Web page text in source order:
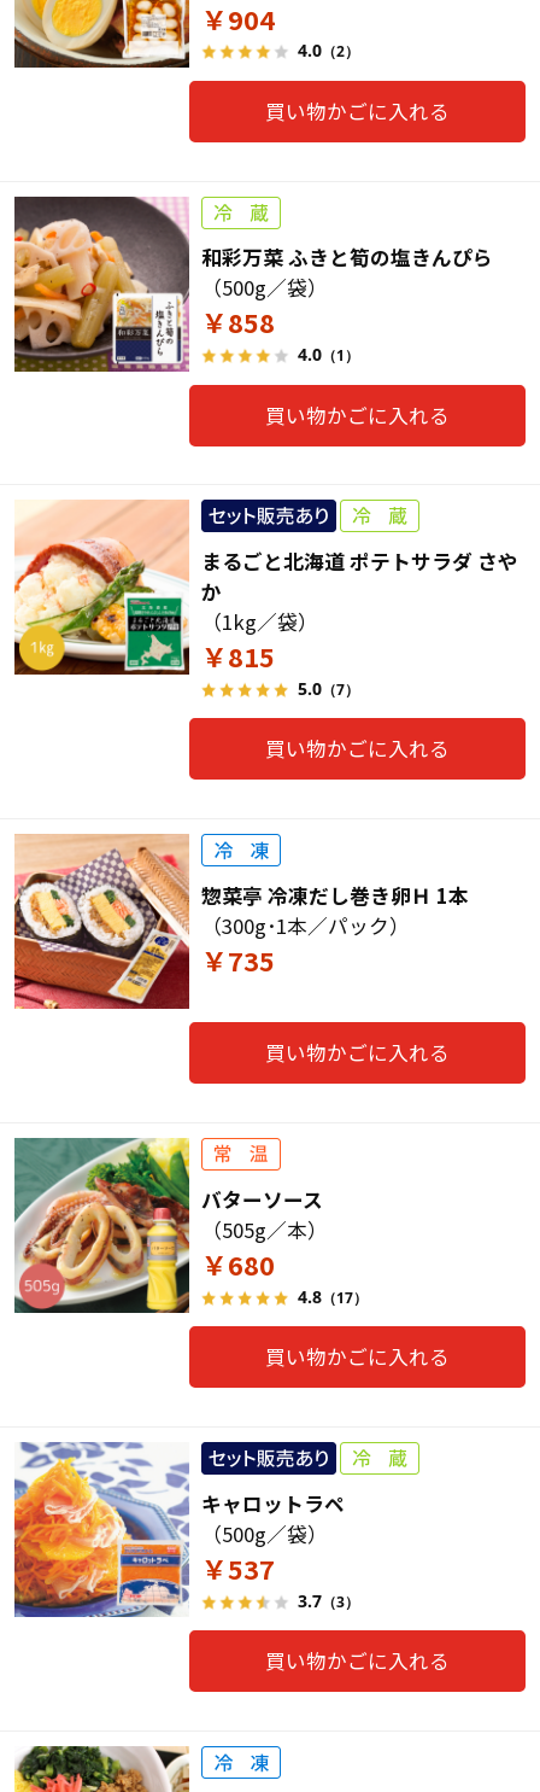
￥904
4.0（2）
買い物かごに入れる
和彩万菜 ふきと筍の塩きんぴら
（500g／袋）
￥858
4.0（1）
買い物かごに入れる
まるごと北海道 ポテトサラダ さや
か
（1kg／袋）
￥815
5.0（7）
買い物かごに入れる
惣菜亭 冷凍だし巻き卵Ｈ 1本
（300g･1本／パック）
￥735
買い物かごに入れる
バターソース
（505g／本）
￥680
4.8（17）
買い物かごに入れる
キャロットラペ
（500g／袋）
￥537
3.7（3）
買い物かごに入れる